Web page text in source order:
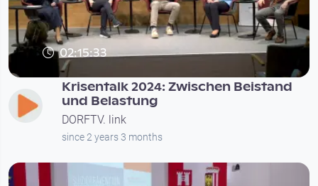
02:15:33
Krisentalk 2024: Zwischen Beistand
und Belastung
DORFTV. link
since 2 years 3 months